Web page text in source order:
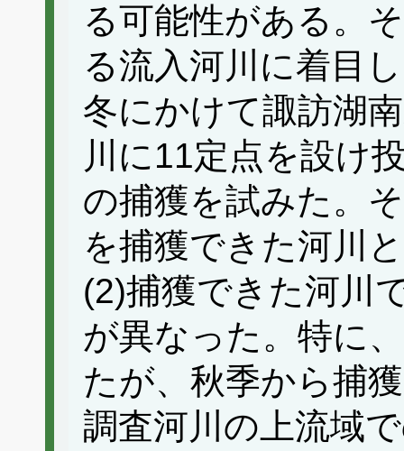
る可能性がある。
る流入河川に着目
冬にかけて諏訪湖
川に11定点を設け
の捕獲を試みた。
を捕獲できた河川
(2)捕獲できた河川
が異なった。特に
たが、秋季から捕
調査河川の上流域